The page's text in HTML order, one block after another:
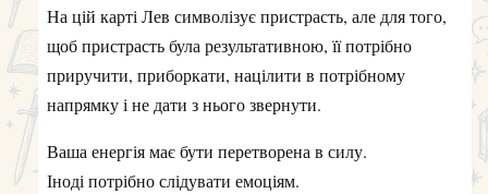
На цій карті Лев символізує пристрасть, але для того,
щоб пристрасть була результативною, її потрібно
приручити, приборкати, націлити в потрібному
напрямку і не дати з нього звернути.
Ваша енергія має бути перетворена в силу.
Іноді потрібно слідувати емоціям.